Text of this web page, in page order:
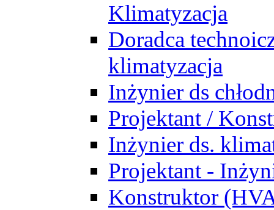
Klimatyzacja
Doradca
klimatyzacja
Inżynier ds
Projektant /
Inżynier ds.
Projektant -
Konstruktor